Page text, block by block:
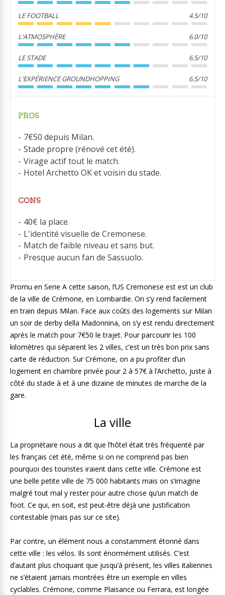
LE FOOTBALL 4.5/10
L'ATMOSPHÈRE 6.0/10
LE STADE 6.5/10
L'EXPÉRIENCE GROUNDHOPPING 6.5/10
PROS
7€50 depuis Milan.
Stade propre (rénové cet été).
Virage actif tout le match.
Hotel Archetto OK et voisin du stade.
CONS
40€ la place.
L'identité visuelle de Cremonese.
Match de faible niveau et sans but.
Presque aucun fan de Sassuolo.
Promu en Serie A cette saison, l’US Cremonese est est un club
de la ville de Crémone, en Lombardie. On s’y rend facilement
en train depuis Milan. Face aux coûts des logements sur Milan
un soir de derby della Madonnina, on s’y est rendu directement
après le match pour 7€50 le trajet. Pour parcourir les 100
kilomètres qui séparent les 2 villes, c’est un très bon prix sans
carte de réduction. Sur Crémone, on a pu profiter d’un
logement en chambre privée pour 2 à 57€ à l’Archetto, juste à
côté du stade à et à une dizaine de minutes de marche de la
gare.
La ville
La propriétaire nous a dit que l’hôtel était très fréquenté par
les français cet été, même si on ne comprend pas bien
pourquoi des touristes iraient dans cette ville. Crémone est
une belle petite ville de 75 000 habitants mais on s’imagine
malgré tout mal y rester pour autre chose qu’un match de
foot. Ce qui, en soit, est peut-être déjà une justification
contestable (mais pas sur ce site).
Par contre, un élément nous a constamment étonné dans
cette ville : les vélos. Ils sont énormément utilisés. C’est
d’autant plus choquant que jusqu’à présent, les villes italiennes
ne s’étaient jamais montrées être un exemple en villes
cyclables. Crémone, comme Plaisance ou Ferrara, est longée